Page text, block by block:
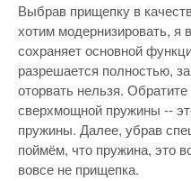
Выбрав прищепку в
хотим модернизировать, я
сохраняет основной
разрешается полностью,
оторвать нельзя.
сверхмощной пружины --
пружины. Далее, убрав
поймём, что пружина, это
вовсе не прищепка.